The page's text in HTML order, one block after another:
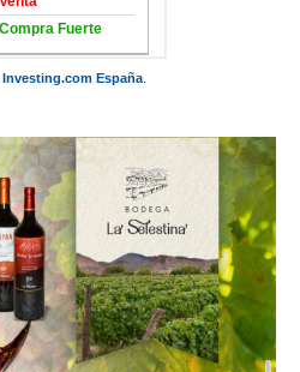
Investing.com España